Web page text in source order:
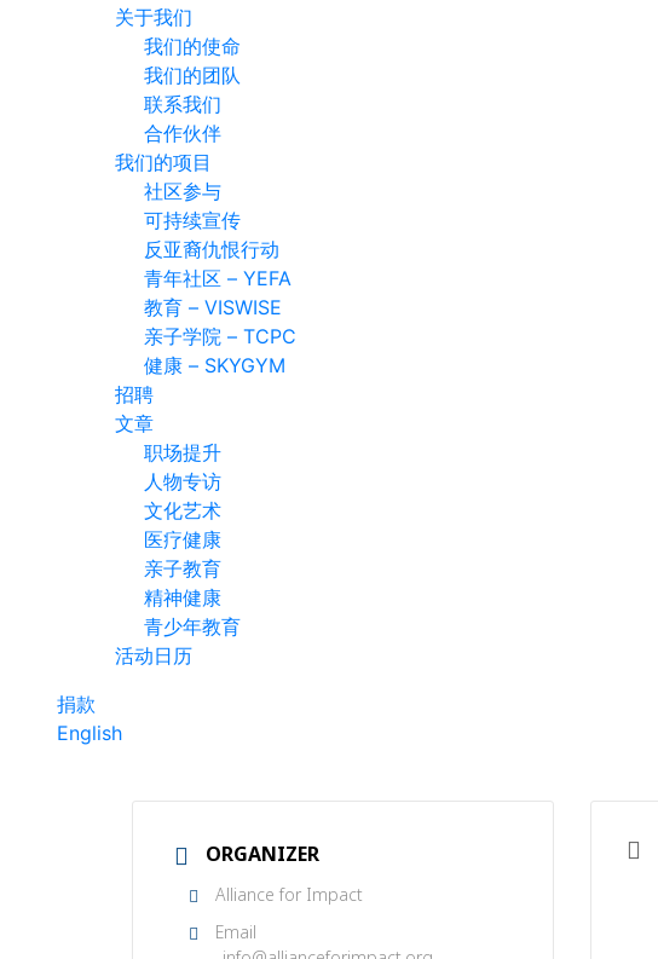
关于我们
我们的使命
我们的团队
联系我们
合作伙伴
我们的项目
社区参与
可持续宣传
反亚裔仇恨行动
青年社区 – YEFA
教育 – VISWISE
亲子学院 – TCPC
健康 – SKYGYM
招聘
文章
职场提升
人物专访
文化艺术
医疗健康
亲子教育
精神健康
青少年教育
活动日历
捐款
English
ORGANIZER
Alliance for Impact
Email